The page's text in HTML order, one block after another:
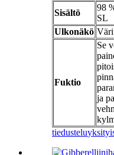
Sisältö
98
SL
Ulkonäkö
Fuktio
Se
ja
tiedustelu